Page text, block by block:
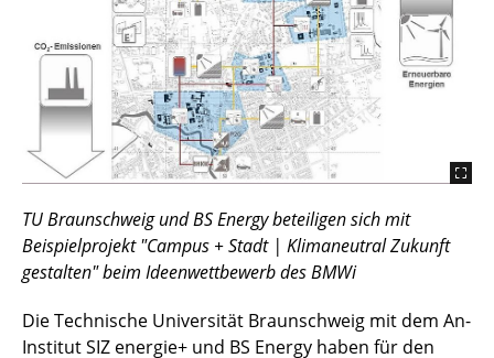
TU Braunschweig und BS Energy beteiligen sich mit
Beispielprojekt "Campus + Stadt | Klimaneutral Zukunft
gestalten" beim Ideenwettbewerb des BMWi
Die Technische Universität Braunschweig mit dem An-
Institut SIZ energie+ und BS Energy haben für den